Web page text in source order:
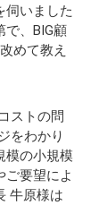
伺いました
で、BIG顧
めて教え
ストの問
をわかり
模の小規模
ご要望によ
牛原様は